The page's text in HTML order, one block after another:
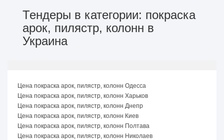
Тендеры в категории: покраска
арок, пилястр, колонн в
Украина
Цена покраска арок, пилястр, колонн Одесса
Цена покраска арок, пилястр, колонн Харьков
Цена покраска арок, пилястр, колонн Днепр
Цена покраска арок, пилястр, колонн Киев
Цена покраска арок, пилястр, колонн Полтава
Цена покраска арок, пилястр, колонн Николаев